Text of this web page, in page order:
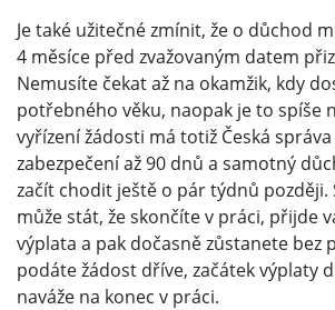
Je také užitečné zmínit, že o důchod
4 měsíce před zvažovaným datem
Nemusíte čekat až na okamžik, kdy
potřebného věku, naopak je to spíše
vyřízení žádosti má totiž Česká
zabezpečení až 90 dnů a samotný
začít chodit ještě o pár týdnů později.
může stát, že skončíte v práci, přijde
výplata a pak dočasně zůstanete bez
podáte žádost dříve, začátek výplaty
naváže na konec v práci.